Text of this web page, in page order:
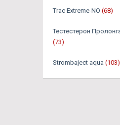
Trac Extreme-NO (68)
Тестестерон
(73)
Strombaject aqua (103)